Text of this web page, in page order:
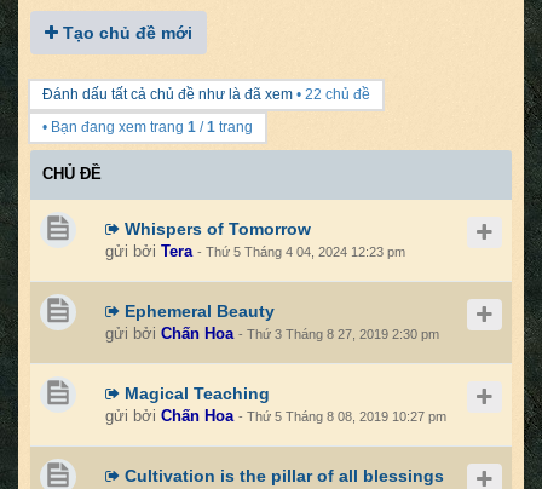
Tạo chủ đề mới
Đánh dấu tất cả chủ đề như là đã xem • 22 chủ đề
• Bạn đang xem trang 1 /1 trang
CHỦ ĐỀ
Whispers of Tomorrow
gửi bởi Tera - Thứ 5 Tháng 4 04, 2024 12:23 pm
Ephemeral Beauty
gửi bởi Chấn Hoa - Thứ 3 Tháng 8 27, 2019 2:30 pm
Magical Teaching
gửi bởi Chấn Hoa - Thứ 5 Tháng 8 08, 2019 10:27 pm
Cultivation is the pillar of all blessings